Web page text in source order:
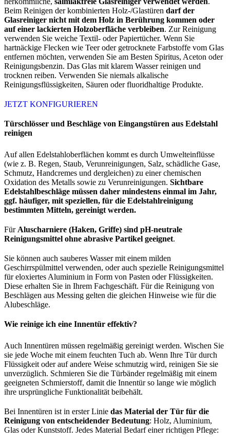
Beim Reinigen der kombinierten Holz-/Glastüren darf der
Glasreiniger nicht mit dem Holz in Berührung kommen oder
auf einer lackierten Holzoberfläche verbleiben. Zur Reinigung
verwenden Sie weiche Textil- oder Papiertücher. Wenn Sie
hartnäckige Flecken wie Teer oder getrocknete Farbstoffe vom Glas
entfernen möchten, verwenden Sie am Besten Spiritus, Aceton oder
Reinigungsbenzin. Das Glas mit klarem Wasser reinigen und
trocknen reiben. Verwenden Sie niemals alkalische
Reinigungsflüssigkeiten, Säuren oder fluoridhaltige Produkte.
JETZT KONFIGURIEREN
Türschlösser und Beschläge von Eingangstüren aus Edelstahl
reinigen
Auf allen Edelstahloberflächen kommt es durch Umwelteinflüsse
(wie z. B. Regen, Staub, Verunreinigungen, Salz, schädliche Gase,
Schmutz, Handcremes und dergleichen) zu einer chemischen
Oxidation des Metalls sowie zu Verunreinigungen. Sichtbare
Edelstahlbeschläge müssen daher mindestens einmal im Jahr,
ggf. häufiger, mit speziellen, für die Edelstahlreinigung
bestimmten Mitteln, gereinigt werden.
Für Aluscharniere (Haken, Griffe) sind pH-neutrale
Reinigungsmittel ohne abrasive Partikel geeignet.
Sie können auch sauberes Wasser mit einem milden
Geschirrspülmittel verwenden, oder auch spezielle Reinigungsmittel
für eloxiertes Aluminium in Form von Pasten oder Flüssigkeiten.
Diese erhalten Sie in Ihrem Fachgeschäft. Für die Reinigung von
Beschlägen aus Messing gelten die gleichen Hinweise wie für die
Alubeschläge.
Wie reinige ich eine Innentür effektiv?
Auch Innentüren müssen regelmäßig gereinigt werden. Wischen Sie
sie jede Woche mit einem feuchten Tuch ab. Wenn Ihre Tür durch
Flüssigkeit oder auf andere Weise schmutzig wird, reinigen Sie sie
unverzüglich. Schmieren Sie die Türbänder regelmäßig mit einem
geeigneten Schmierstoff, damit die Innentür so lange wie möglich
ihre ursprüngliche Funktionalität beibehält.
Bei Innentüren ist in erster Linie das Material der Tür für die
Reinigung von entscheidender Bedeutung: Holz, Aluminium,
Glas oder Kunststoff. Jedes Material Bedarf einer richtigen Pflege: